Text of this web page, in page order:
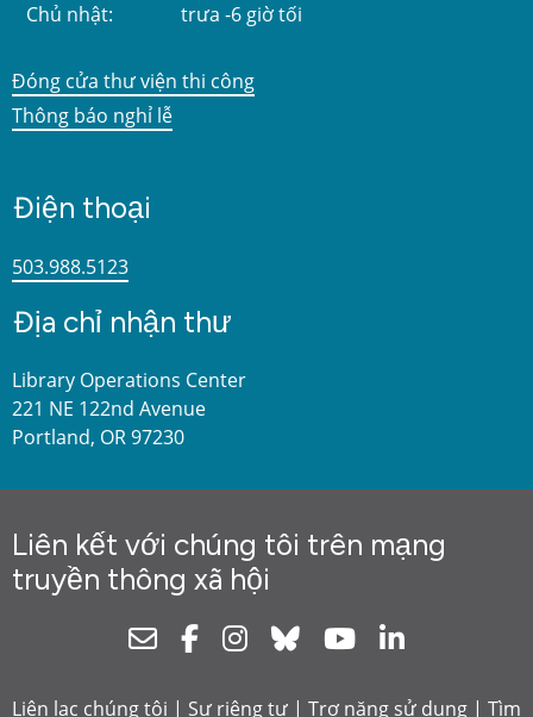
Chủ nhật:
trưa -6 giờ tối
Đóng cửa thư viện thi công
Thông báo nghỉ lễ
Điện thoại
503.988.5123
Địa chỉ nhận thư
Library Operations Center
221 NE 122nd Avenue
Portland, OR 97230
Liên kết với chúng tôi trên mạng
truyền thông xã hội
NewsletterFacebookInstagram
Bluesky Youtube
Liên lạc chúng tôi | Sự riêng tư | Trợ năng sử dụng | Tìm